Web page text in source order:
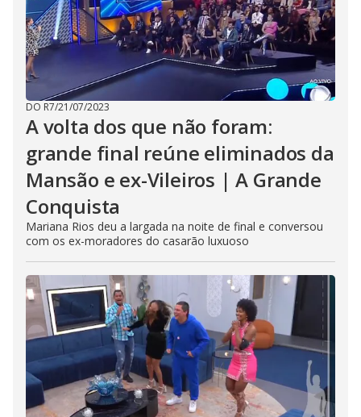
DO R7/21/07/2023
A volta dos que não foram:
grande final reúne eliminados da
Mansão e ex-Vileiros | A Grande
Conquista
Mariana Rios deu a largada na noite de final e conversou
com os ex-moradores do casarão luxuoso